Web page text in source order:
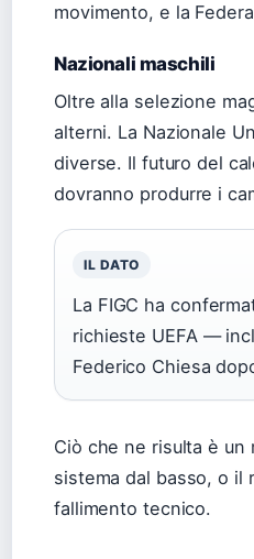
movimento, e la
Nazionali maschili
Oltre alla selezione
alterni. La Nazionale
diverse. Il futuro del
dovranno produrre i
IL DATO
La FIGC ha
richieste UEFA —
Federico Chiesa
Ciò che ne risulta è un
sistema dal basso, o il
fallimento tecnico.